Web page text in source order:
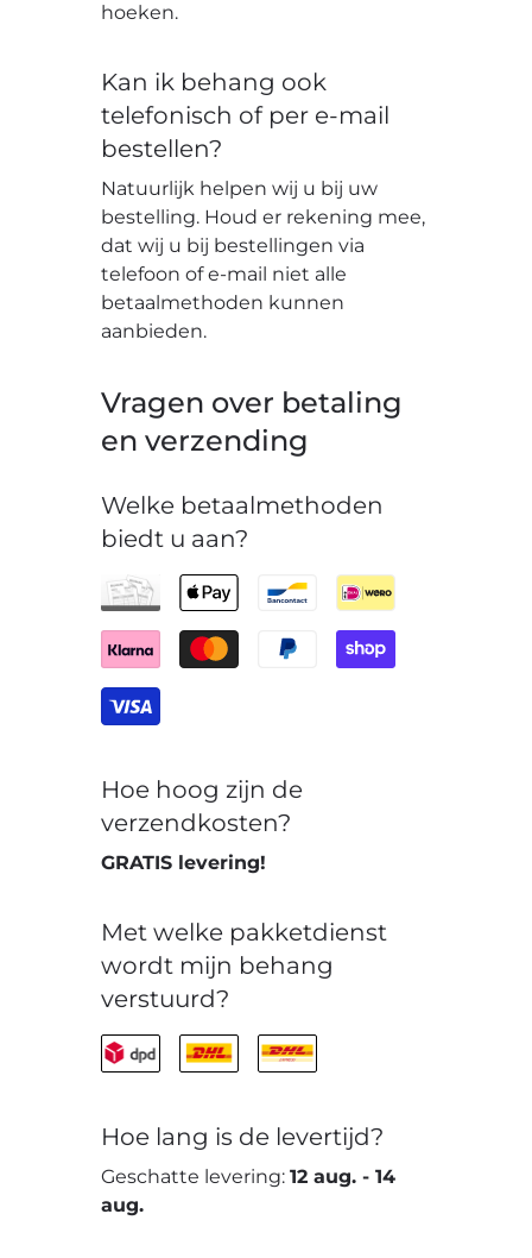
hoeken.
Kan ik behang ook
telefonisch of per e-mail
bestellen?
Natuurlijk helpen wij u bij uw
bestelling. Houd er rekening mee,
dat wij u bij bestellingen via
telefoon of e-mail niet alle
betaalmethoden kunnen
aanbieden.
Vragen over betaling
en verzending
Welke betaalmethoden
biedt u aan?
Hoe hoog zijn de
verzendkosten?
GRATIS levering!
Met welke pakketdienst
wordt mijn behang
verstuurd?
Hoe lang is de levertijd?
Geschatte levering:12 aug. -14
aug.